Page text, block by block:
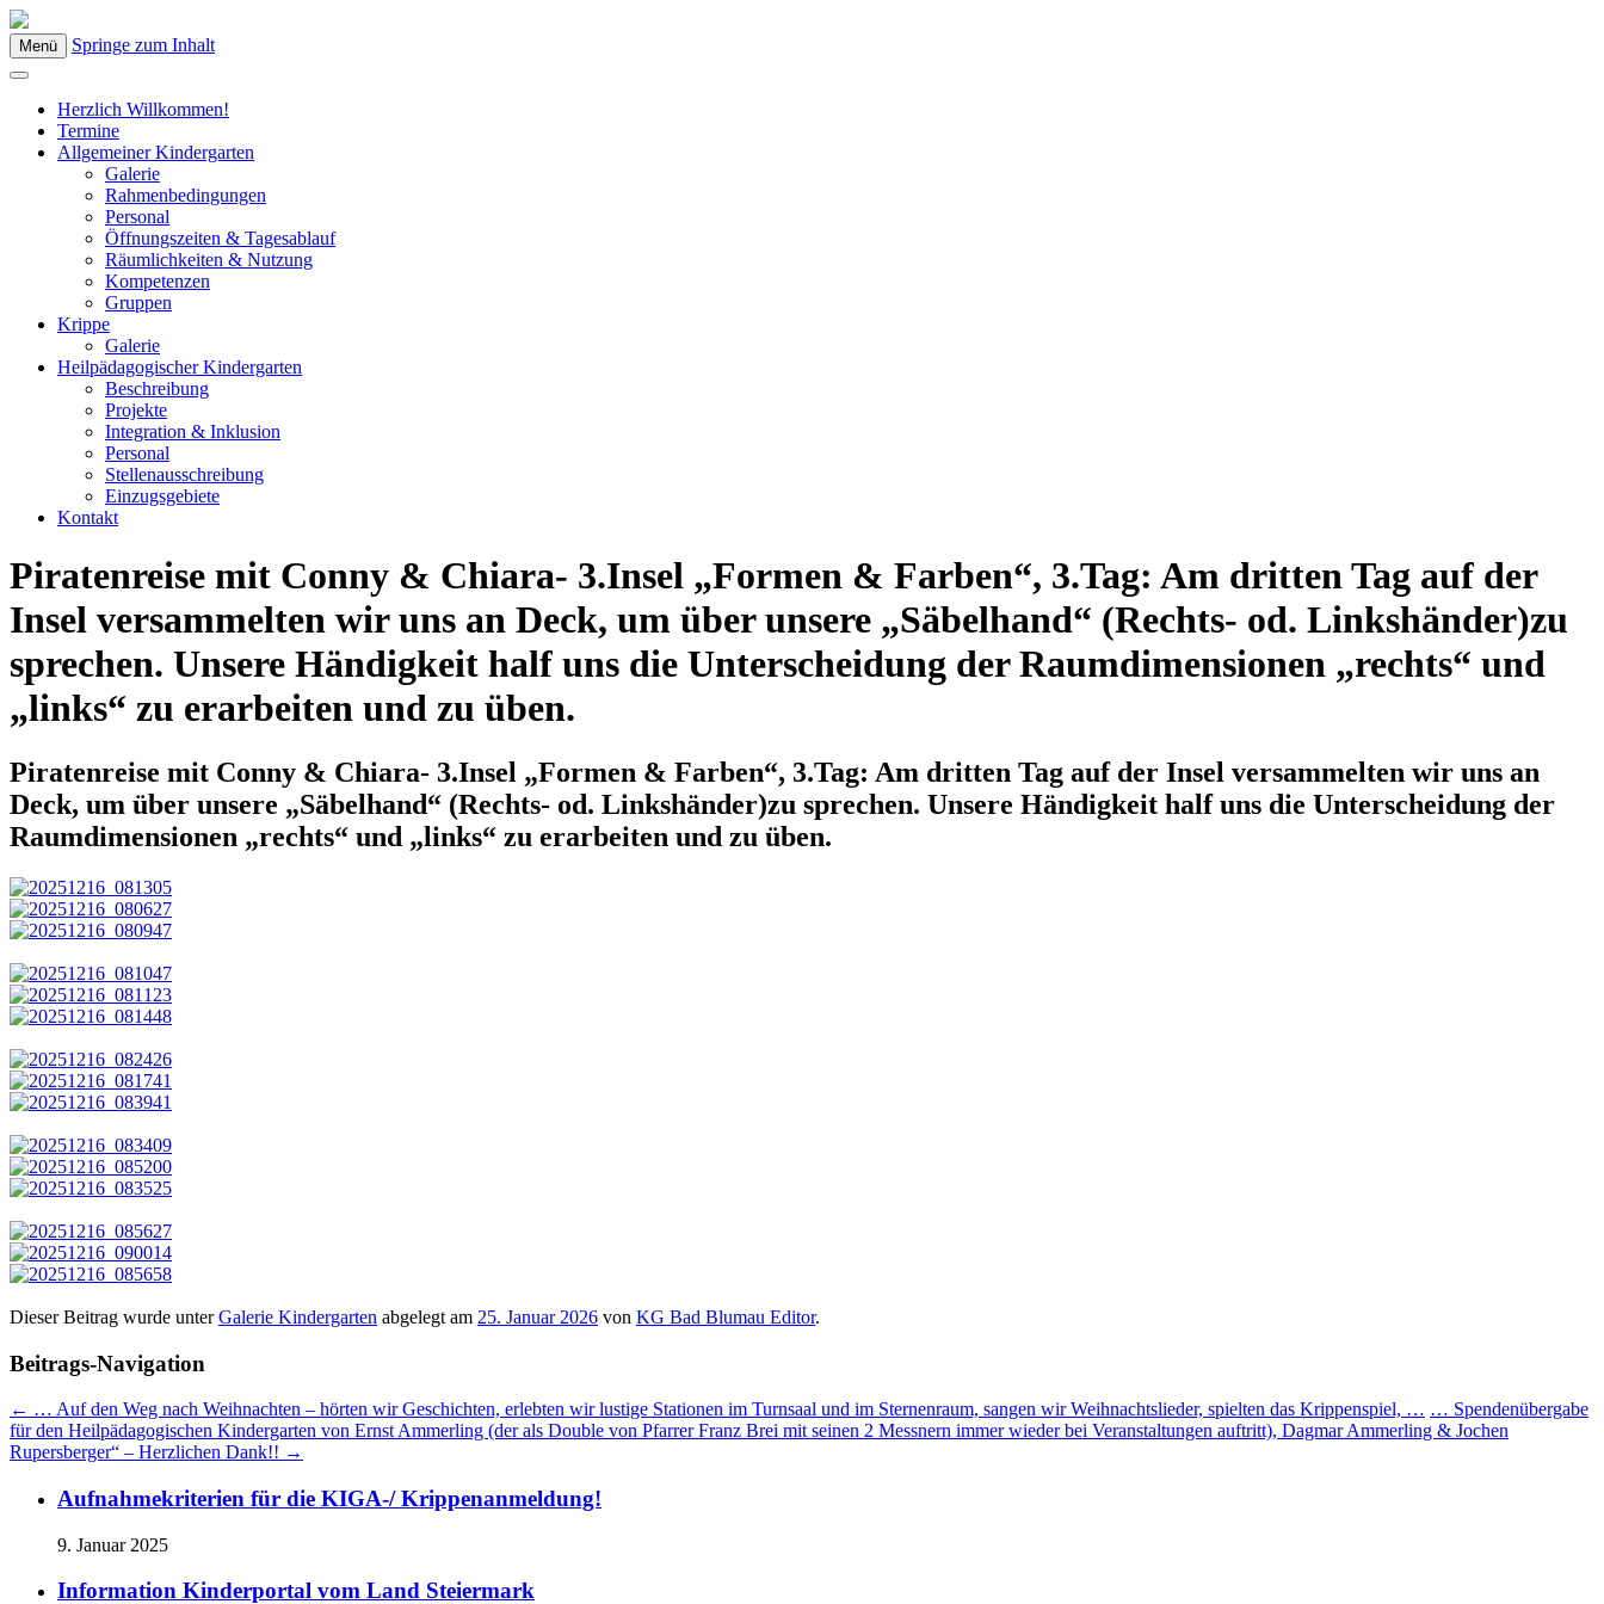
Kindergarten Bad Blumau
Menü Springe zum Inhalt
Herzlich Willkommen!
Termine
Allgemeiner Kindergarten
Galerie
Rahmenbedingungen
Personal
Öffnungszeiten & Tagesablauf
Räumlichkeiten & Nutzung
Kompetenzen
Gruppen
Krippe
Galerie
Heilpädagogischer Kindergarten
Beschreibung
Projekte
Integration & Inklusion
Personal
Stellenausschreibung
Einzugsgebiete
Kontakt
Piratenreise mit Conny & Chiara- 3.Insel „Formen & Farben“, 3.Tag: Am dritten Tag auf der
Insel versammelten wir uns an Deck, um über unsere „Säbelhand“ (Rechts- od. Linkshänder)zu
sprechen. Unsere Händigkeit half uns die Unterscheidung der Raumdimensionen „rechts“ und
„links“ zu erarbeiten und zu üben.
Piratenreise mit Conny & Chiara- 3.Insel „Formen & Farben“, 3.Tag: Am dritten Tag auf der Insel versammelten wir uns an
Deck, um über unsere „Säbelhand“ (Rechts- od. Linkshänder)zu sprechen. Unsere Händigkeit half uns die Unterscheidung der
Raumdimensionen „rechts“ und „links“ zu erarbeiten und zu üben.
Dieser Beitrag wurde unterGalerie Kindergarten abgelegt am 25. Januar 2026 von KG Bad Blumau Editor.
Beitrags-Navigation
← … Auf den Weg nach Weihnachten – hörten wir Geschichten, erlebten wir lustige Stationen im Turnsaal und im Sternenraum, sangen wir Weihnachtslieder, spielten das Krippenspiel, … … Spendenübergabe
für den Heilpädagogischen Kindergarten von Ernst Ammerling (der als Double von Pfarrer Franz Brei mit seinen 2 Messnern immer wieder bei Veranstaltungen auftritt), Dagmar Ammerling & Jochen
Rupersberger“ – Herzlichen Dank!! →
Aufnahmekriterien für die KIGA-/ Krippenanmeldung!
9. Januar 2025
Information Kinderportal vom Land Steiermark